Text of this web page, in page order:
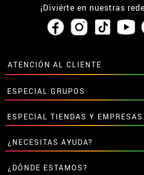
¡Diviérte en nuestras
ATENCIÓN AL CLIENTE
• Horario tienda IBI
•Descuento estudiantes
• Sobre nosotros
• Condiciones de venta
• Aviso legal yPrivacidad
• Atencion al cliente
• Uso de Cookies
ESPECIAL GRUPOS
Descuentos especiales para grupos.
Contáctanos aquí
ESPECIAL TIENDAS Y EMPRESAS
Descuentos exclusivos para tiendas y
Contáctanos aquí
¿NECESITAS AYUDA?
Aún no he hecho mi pedido
¿DÓNDE ESTAMOS?